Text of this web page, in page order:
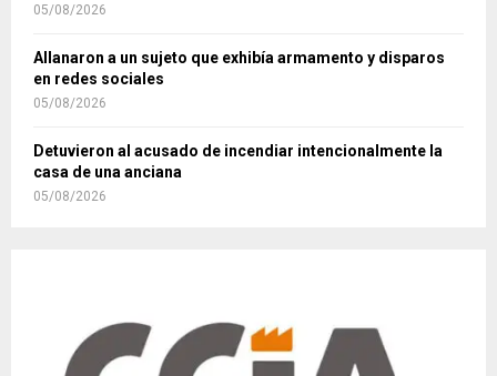
05/08/2026
Allanaron a un sujeto que exhibía armamento y disparos
en redes sociales
05/08/2026
Detuvieron al acusado de incendiar intencionalmente la
casa de una anciana
05/08/2026